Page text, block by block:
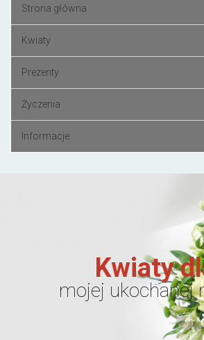
Strona główna
Kwiaty
Prezenty
Życzenia
Informacje
Kwiaty
mojej ukochanej